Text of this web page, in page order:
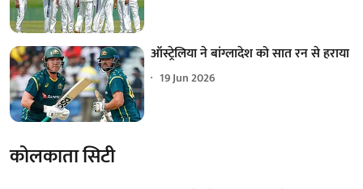
ऑस्ट्रेलिया ने बांग्लादेश को सात रन से हराया
19 Jun 2026
कोलकाता सिटी